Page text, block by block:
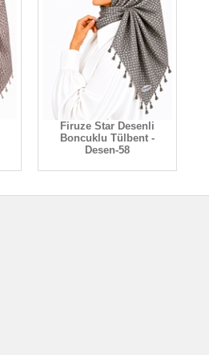
Firuze Star Desenli
Boncuklu Tülbent -
Desen-58